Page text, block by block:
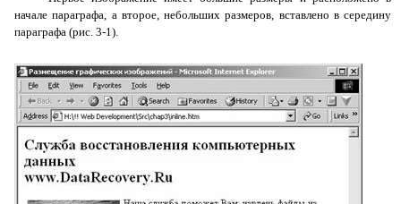
начале параграфа, а второе, небольших размеров, вставлено в середину
параграфа (рис. 3-1).